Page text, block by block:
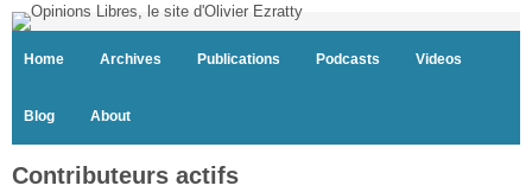
Home Archives Publications Podcasts Videos
Blog About
Contributeurs actifs